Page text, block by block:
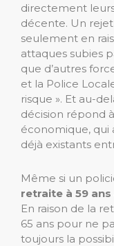
directement
décente. Un
seulement en
attaques subies
que d’autres
et la Police
risque ». Et au-
décision répond
économique, qui
déjà existants
Même si un
retraite à 59
En raison de la
65 ans pour ne
toujours la